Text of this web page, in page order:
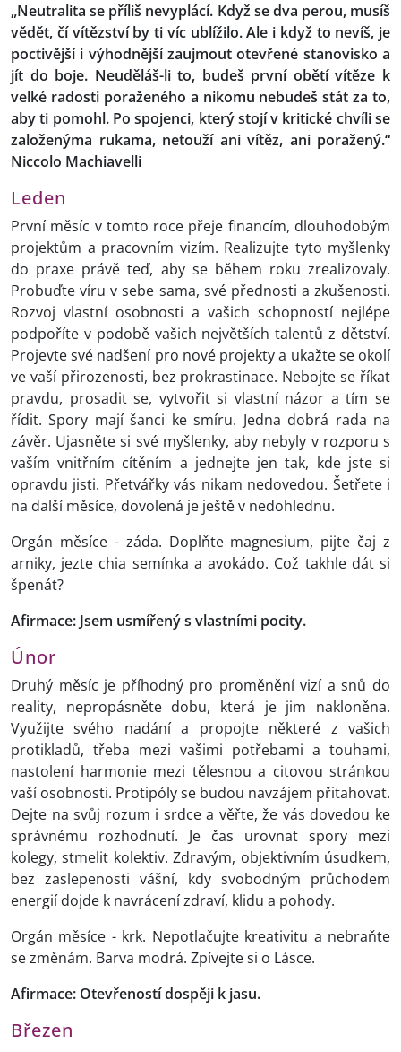
„Neutralita se příliš nevyplácí. Když se dva perou, musíš
vědět, čí vítězství by ti víc ublížilo. Ale i když to nevíš, je
poctivější i výhodnější zaujmout otevřené stanovisko a
jít do boje. Neuděláš-li to, budeš první obětí vítěze k
velké radosti poraženého a nikomu nebudeš stát za to,
aby ti pomohl. Po spojenci, který stojí v kritické chvíli se
založenýma rukama, netouží ani vítěz, ani poražený.“
Niccolo Machiavelli
Leden
První měsíc v tomto roce přeje financím, dlouhodobým
projektům a pracovním vizím. Realizujte tyto myšlenky
do praxe právě teď, aby se během roku zrealizovaly.
Probuďte víru v sebe sama, své přednosti a zkušenosti.
Rozvoj vlastní osobnosti a vašich schopností nejlépe
podpoříte v podobě vašich největších talentů z dětství.
Projevte své nadšení pro nové projekty a ukažte se okolí
ve vaší přirozenosti, bez prokrastinace. Nebojte se říkat
pravdu, prosadit se, vytvořit si vlastní názor a tím se
řídit. Spory mají šanci ke smíru. Jedna dobrá rada na
závěr. Ujasněte si své myšlenky, aby nebyly v rozporu s
vaším vnitřním cítěním a jednejte jen tak, kde jste si
opravdu jisti. Přetvářky vás nikam nedovedou. Šetřete i
na další měsíce, dovolená je ještě v nedohlednu.
Orgán měsíce - záda. Doplňte magnesium, pijte čaj z
arniky, jezte chia semínka a avokádo. Což takhle dát si
špenát?
Afirmace: Jsem usmířený s vlastními pocity.
Únor
Druhý měsíc je příhodný pro proměnění vizí a snů do
reality, nepropásněte dobu, která je jim nakloněna.
Využijte svého nadání a propojte některé z vašich
protikladů, třeba mezi vašimi potřebami a touhami,
nastolení harmonie mezi tělesnou a citovou stránkou
vaší osobnosti. Protipóly se budou navzájem přitahovat.
Dejte na svůj rozum i srdce a věřte, že vás dovedou ke
správnému rozhodnutí. Je čas urovnat spory mezi
kolegy, stmelit kolektiv. Zdravým, objektivním úsudkem,
bez zaslepenosti vášní, kdy svobodným průchodem
energií dojde k navrácení zdraví, klidu a pohody.
Orgán měsíce - krk. Nepotlačujte kreativitu a nebraňte
se změnám. Barva modrá. Zpívejte si o Lásce.
Afirmace: Otevřeností dospěji k jasu.
Březen